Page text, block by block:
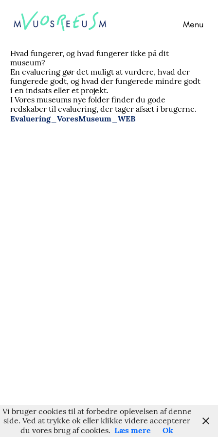
Menu
Hvad fungerer, og hvad fungerer ikke på dit
museum?
En evaluering gør det muligt at vurdere, hvad der
fungerede godt, og hvad der fungerede mindre godt
i en indsats eller et projekt.
I Vores museums nye folder finder du gode
redskaber til evaluering, der tager afsæt i brugerne.
Evaluering_VoresMuseum_WEB
Vi bruger cookies til at forbedre oplevelsen af denne
side. Ved at trykke ok eller klikke videre accepterer
du vores brug af cookies. Læs mere Ok